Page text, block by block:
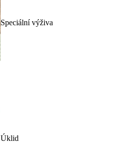
Speciální výživa
Úklid